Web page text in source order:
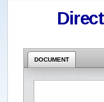
DOCUMENT